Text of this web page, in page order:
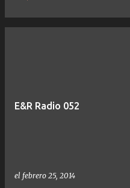
E&R Radio 052
el febrero 25, 2014